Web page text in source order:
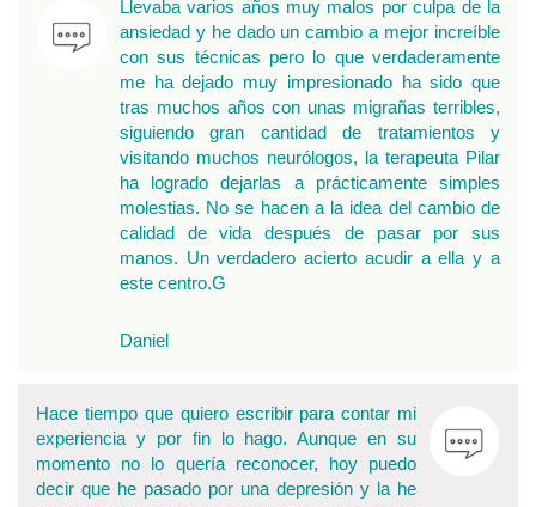
Llevaba varios años muy malos por culpa de la
ansiedad y he dado un cambio a mejor increíble
con sus técnicas pero lo que verdaderamente
me ha dejado muy impresionado ha sido que
tras muchos años con unas migrañas terribles,
siguiendo gran cantidad de tratamientos y
visitando muchos neurólogos, la terapeuta Pilar
ha logrado dejarlas a prácticamente simples
molestias. No se hacen a la idea del cambio de
calidad de vida después de pasar por sus
manos. Un verdadero acierto acudir a ella y a
este centro.G
Daniel
Hace tiempo que quiero escribir para contar mi
experiencia y por fin lo hago. Aunque en su
momento no lo quería reconocer, hoy puedo
decir que he pasado por una depresión y la he